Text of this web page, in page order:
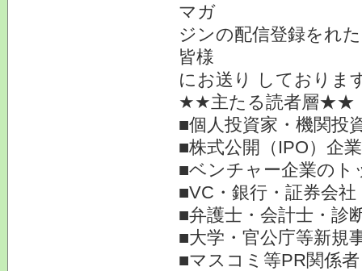
マガ
ジンの配信登録をれ
皆様
にお送り しておりま
★★主たる読者層★★
■個人投資家・機関投
■株式公開（IPO）企
■ベンチャー企業のト
■VC・銀行・証券会
■弁護士・会計士・診
■大学・官公庁等新規
■マスコミ等PR関係者